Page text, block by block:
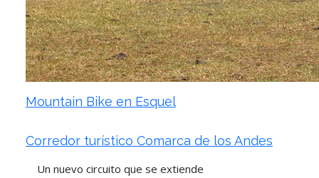
Mountain Bike en Esquel
Corredor turístico Comarca de los Andes
Un nuevo circuito que se extiende